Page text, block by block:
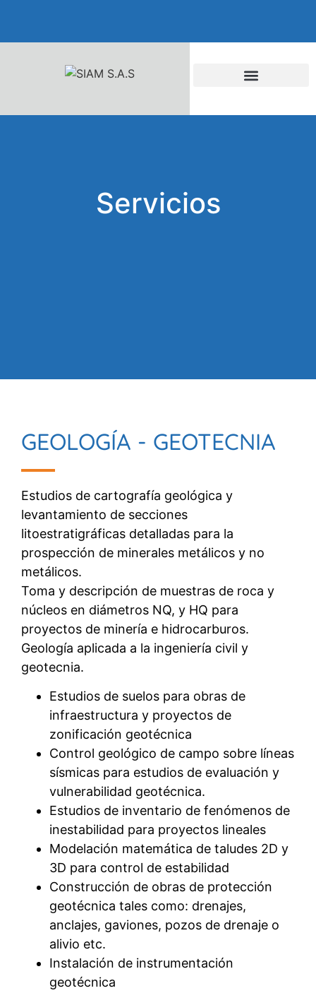
Servicios
GEOLOGÍA - GEOTECNIA
Estudios de cartografía geológica y
levantamiento de secciones
litoestratigráficas detalladas para la
prospección de minerales metálicos y no
metálicos.
Toma y descripción de muestras de roca y
núcleos en diámetros NQ, y HQ para
proyectos de minería e hidrocarburos.
Geología aplicada a la ingeniería civil y
geotecnia.
Estudios de suelos para obras de
infraestructura y proyectos de
zonificación geotécnica
Control geológico de campo sobre líneas
sísmicas para estudios de evaluación y
vulnerabilidad geotécnica.
Estudios de inventario de fenómenos de
inestabilidad para proyectos lineales
Modelación matemática de taludes 2D y
3D para control de estabilidad
Construcción de obras de protección
geotécnica tales como: drenajes,
anclajes, gaviones, pozos de drenaje o
alivio etc.
Instalación de instrumentación
geotécnica